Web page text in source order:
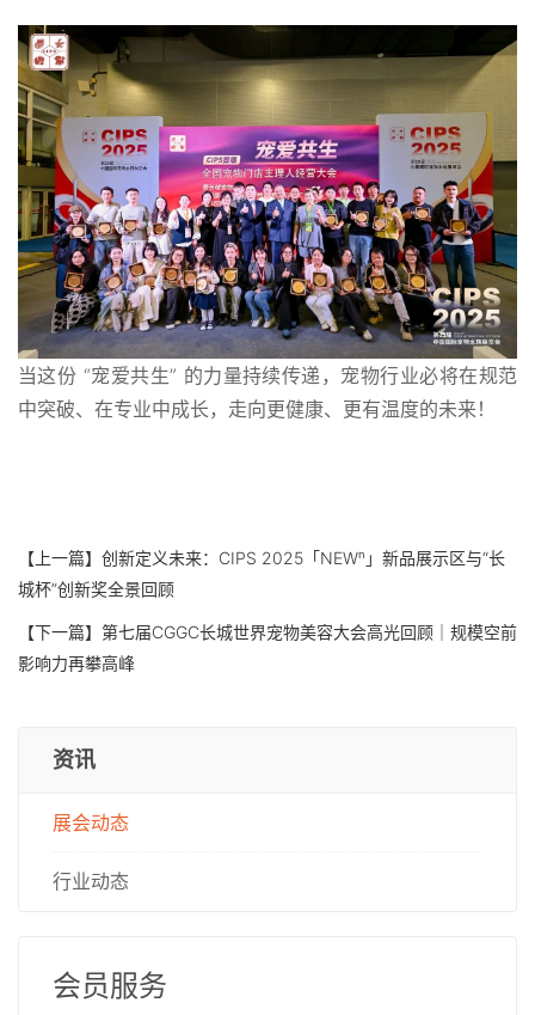
当这份 “宠爱共生” 的力量持续传递，宠物行业必将在规范
中突破、在专业中成长，走向更健康、更有温度的未来！
【上一篇】 创新定义未来：CIPS 2025「NEWⁿ」新品展示区与“长
城杯”创新奖全景回顾
【下一篇】 第七届CGGC长城世界宠物美容大会高光回顾｜规模空前
影响力再攀高峰
资讯
展会动态
行业动态
会员服务